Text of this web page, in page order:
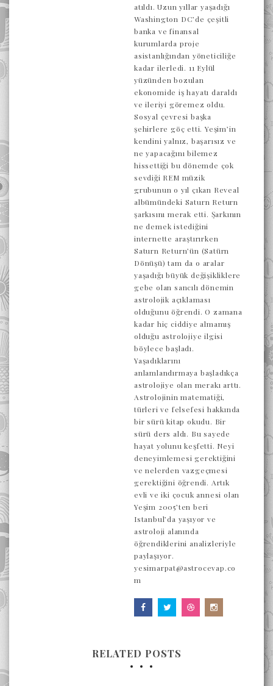
atıldı. Uzun yıllar yaşadığı
Washington DC’de çeşitli
banka ve finansal
kurumlarda proje
asistanlığından yöneticiliğe
kadar ilerledi. 11 Eylül
yüzünden bozulan
ekonomide iş hayatı daraldı
ve ileriyi göremez oldu.
Sosyal çevresi başka
şehirlere göç etti. Yeşim’in
kendini yalnız, başarısız ve
ne yapacağını bilemez
hissettiği bu dönemde çok
sevdiği REM müzik
grubunun o yıl çıkan Reveal
albümündeki Saturn Return
şarkısını merak etti. Şarkının
ne demek istediğini
internette araştırırken
Saturn Return’ün (Satürn
Dönüşü) tam da o aralar
yaşadığı büyük değişikliklere
gebe olan sancılı dönemin
astrolojik açıklaması
olduğunu öğrendi. O zamana
kadar hiç ciddiye almamış
olduğu astrolojiye ilgisi
böylece başladı.
Yaşadıklarını
anlamlandırmaya başladıkça
astrolojiye olan merakı arttı.
Astrolojinin matematiği,
türleri ve felsefesi hakkında
bir sürü kitap okudu. Bir
sürü ders aldı. Bu sayede
hayat yolunu keşfetti. Neyi
deneyimlemesi gerektiğini
ve nelerden vazgeçmesi
gerektiğini öğrendi. Artık
evli ve iki çocuk annesi olan
Yeşim 2005’ten beri
Istanbul’da yaşıyor ve
astroloji alanında
öğrendiklerini analizleriyle
paylaşıyor.
yesimarpat@astrocevap.co
m
RELATED POSTS